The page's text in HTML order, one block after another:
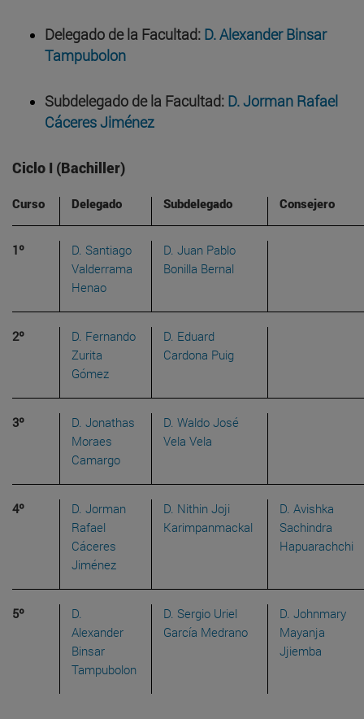
Delegado de la Facultad: D. Alexander Binsar
Tampubolon
Subdelegado de la Facultad: D. Jorman Rafael
Cáceres Jiménez
Ciclo I (Bachiller)
Curso Delegado Subdelegado Consejero
1º
D. Santiago
Valderrama
Henao
D. Juan Pablo
Bonilla Bernal
2º
D. Fernando
Zurita
Gómez
D. Eduard
Cardona Puig
3º
D. Jonathas
Moraes
Camargo
D. Waldo José
Vela Vela
4º
D. Jorman
Rafael
Cáceres
Jiménez
D. Nithin Joji
Karimpanmackal
D. Avishka
Sachindra
Hapuarachchi
5º
D.
Alexander
Binsar
Tampubolon
D. Sergio Uriel
García Medrano
D. Johnmary
Mayanja
Jjiemba